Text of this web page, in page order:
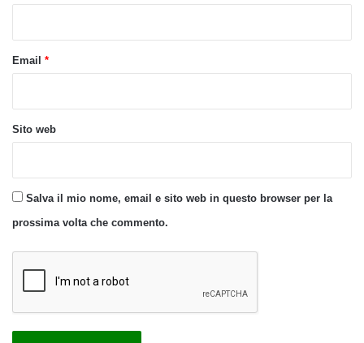
Email *
Sito web
Salva il mio nome, email e sito web in questo browser per la
prossima volta che commento.